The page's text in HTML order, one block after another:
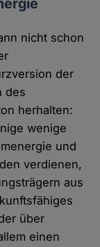
nicht schon
der
des
herhalten:
wenige
und
verdienen,
aus
über
einen